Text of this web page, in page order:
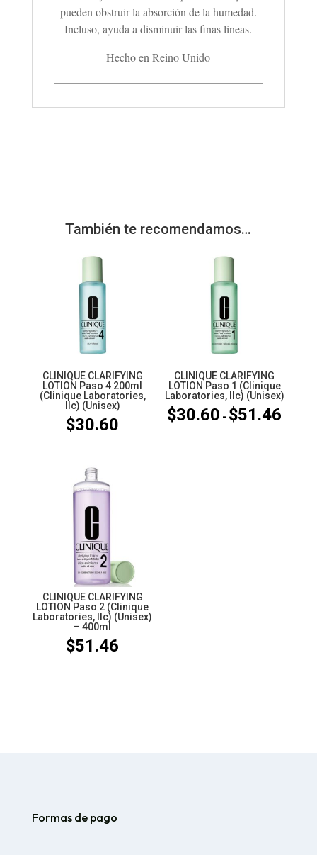
pueden obstruir la absorción de la humedad.
Incluso, ayuda a disminuir las finas líneas.
Hecho en Reino Unido
También te recomendamos…
CLINIQUE CLARIFYING
LOTION Paso 4 200ml
(Clinique Laboratories,
llc) (Unisex)
$30.60
CLINIQUE CLARIFYING
LOTION Paso 1 (Clinique
Laboratories, llc) (Unisex)
$30.60 - $51.46
CLINIQUE CLARIFYING
LOTION Paso 2 (Clinique
Laboratories, llc) (Unisex)
– 400ml
$51.46
Formas de pago